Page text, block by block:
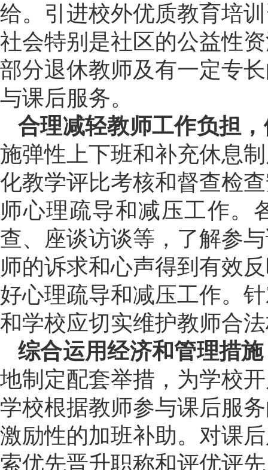
给。引进校外优质教育培
社会特别是社区的公益性
部分退休教师及有一定专
与课后服务。
合理减轻教师工作负担
施弹性上下班和补充休息
化教学评比考核和督查检
师心理疏导和减压工作。
查、座谈访谈等，了解参
师的诉求和心声得到有效
好心理疏导和减压工作。
和学校应切实维护教师合
综合运用经济和管理措
地制定配套举措，为学校
学校根据教师参与课后服
激励性的加班补助。对课
索优先晋升职称和评优评